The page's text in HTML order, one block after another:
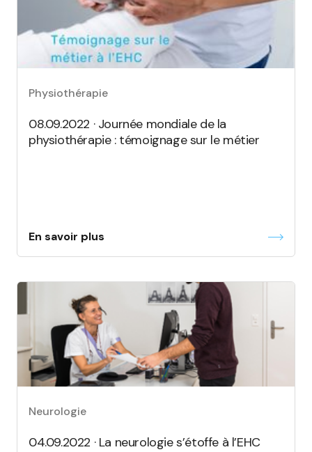
Physiothérapie
08.09.2022 · Journée mondiale de la
physiothérapie : témoignage sur le métier
En savoir plus
Neurologie
04.09.2022 · La neurologie s’étoffe à l’EHC